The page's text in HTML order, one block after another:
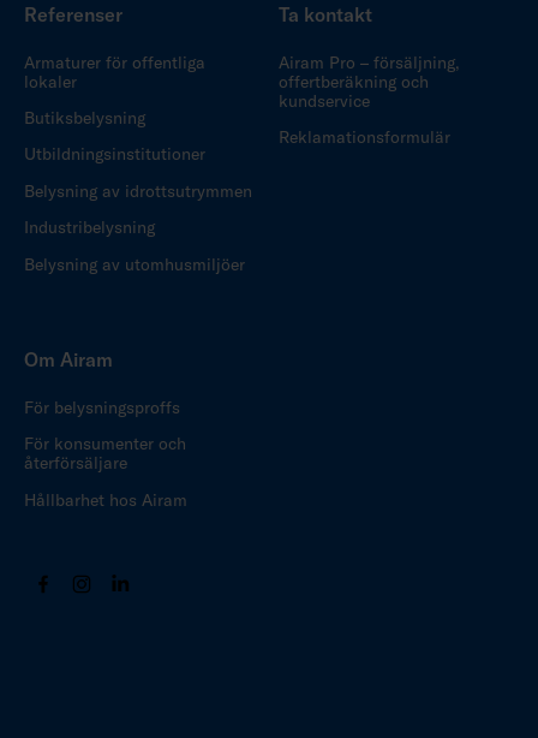
Referenser
Armaturer för offentliga
lokaler
Butiksbelysning
Utbildningsinstitutioner
Belysning av idrottsutrymmen
Industribelysning
Belysning av utomhusmiljöer
Ta kontakt
Airam Pro – försäljning,
offertberäkning och
kundservice
Reklamationsformulär
Om Airam
För belysningsproffs
För konsumenter och
återförsäljare
Hållbarhet hos Airam